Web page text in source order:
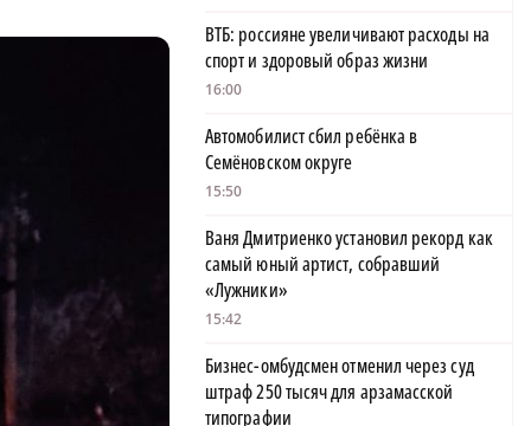
ВТБ: россияне увеличивают расходы на
спорт и здоровый образ жизни
16:00
Автомобилист сбил ребёнка в
Семёновском округе
15:50
Ваня Дмитриенко установил рекорд как
самый юный артист, собравший
«Лужники»
15:42
Бизнес-омбудсмен отменил через суд
штраф 250 тысяч для арзамасской
типографии